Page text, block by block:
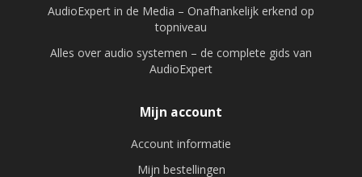
AudioExpert in de Media – Onafhankelijk erkend op
topniveau
Alles over audio systemen – de complete gids van
AudioExpert
Mijn account
Account informatie
Mijn bestellingen